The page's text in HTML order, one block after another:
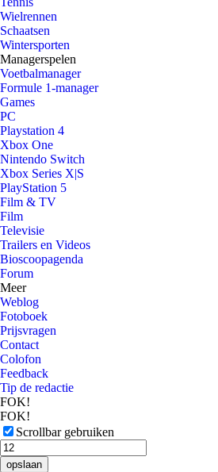
Wielrennen
Schaatsen
Wintersporten
Managerspelen
Voetbalmanager
Formule 1-manager
Games
PC
Playstation 4
Xbox One
Nintendo Switch
Xbox Series X|S
PlayStation 5
Film & TV
Film
Televisie
Trailers en Videos
Bioscoopagenda
Forum
Meer
Weblog
Fotoboek
Prijsvragen
Contact
Colofon
Feedback
Tip de redactie
FOK!
FOK!
Scrollbar gebruiken
opslaan